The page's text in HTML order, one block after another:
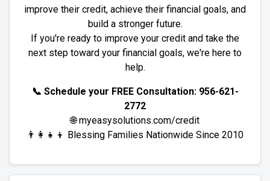
improve their credit, achieve their financial goals, and
build a stronger future.
If you're ready to improve your credit and take the
next step toward your financial goals, we're here to
help.
📞 Schedule your FREE Consultation: 956-621-
2772
🌐 myeasysolutions.com/credit
👨‍👩‍👧‍👦 Blessing Families Nationwide Since 2010